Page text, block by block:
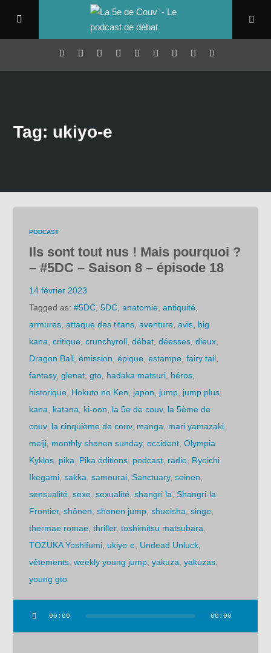
Tag: ukiyo-e
PODCAST
Ils sont tout nus ! Mais pourquoi ?
– #5DC – Saison 8 – épisode 18
14 février 2023
Tagged as:#5DC ,5DC ,anatomie ,antiquité
armures ,attaque des titans ,aventure ,avis big
kana ,critique ,crunchyroll ,débat ,déesses ,dieux
Dragon Ball ,émission ,épique ,estampe ,fairy tail
fantasy,glenat ,gto hadaka matsuri héros
historique Hokuto no Ken japon jump jump plus
kana
katana ki-oon la 5e de couv, la 5ème de
couv, la cinquième de couv, manga mari yamazaki
meiji monthly shonen sunday,occident ,Olympia
Kyklos pika Pika éditions podcast radio Ryoichi
Ikegami ,sakka ,samourai ,Sanctuary,seinen
sensualité ,sexe ,sexualité ,shangri la ,Shangri-la
Frontier,shônen ,shonen jump ,shueisha ,singe
thermae romae ,thriller,toshimitsu matsubara
TOZUKA Yoshifumi ukiyo-e Undead Unluck
vêtements ,weekly young jump ,yakuza ,yakuzas
young gto
Lecteur
00:00 00:00